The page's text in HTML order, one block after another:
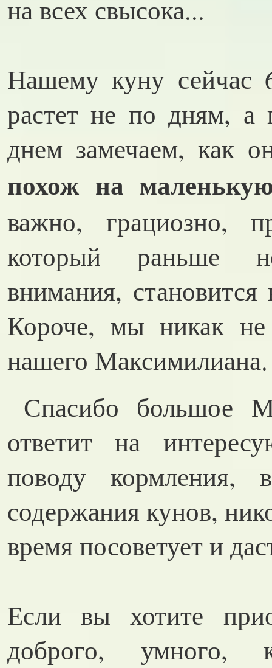
на всех свысока...
Нашему куну сейчас
растет не по дням,
днем замечаем, как
похож на
важно, грациозно,
который раньше
внимания,
Короче, мы никак не
нашего Максимилиана.
Спасибо большое
ответит на
поводу кормления,
содержания кунов,
время посоветует и
Если вы хотите
доброго, умного,